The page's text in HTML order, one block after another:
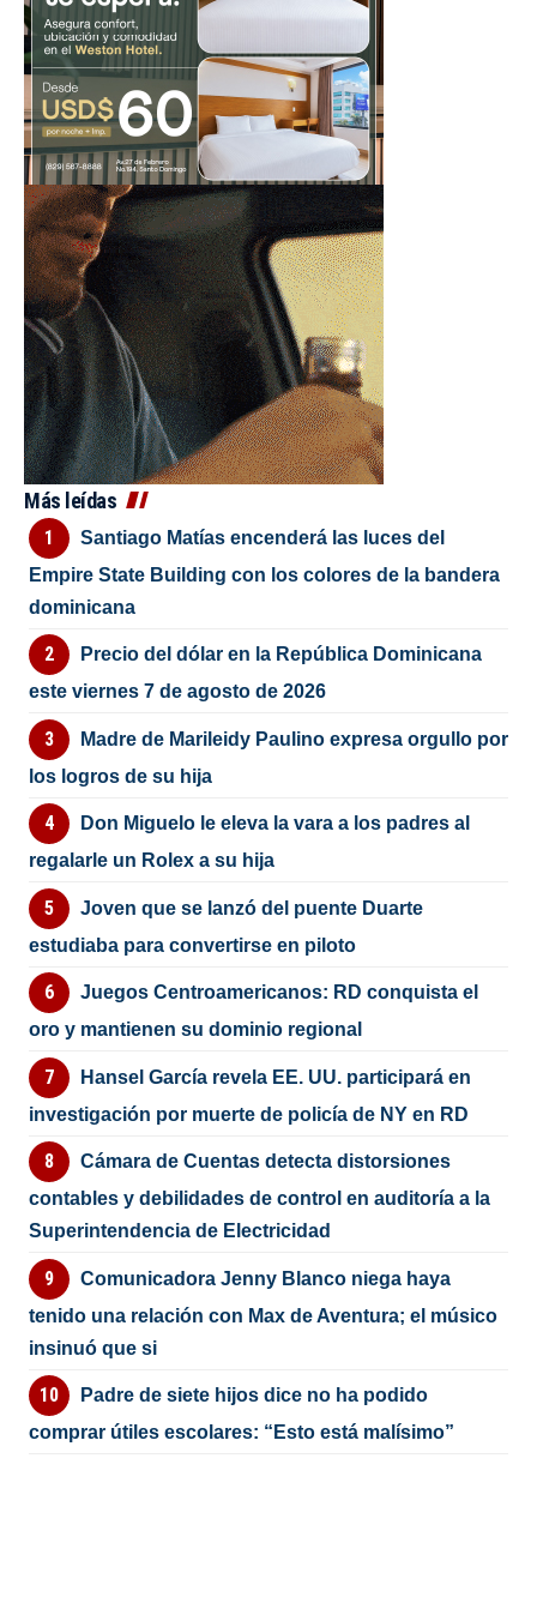
Más leídas
Santiago Matías encenderá las luces del
Empire State Building con los colores de la bandera
dominicana
Precio del dólar en la República Dominicana
este viernes 7 de agosto de 2026
Madre de Marileidy Paulino expresa orgullo por
los logros de su hija
Don Miguelo le eleva la vara a los padres al
regalarle un Rolex a su hija
Joven que se lanzó del puente Duarte
estudiaba para convertirse en piloto
Juegos Centroamericanos: RD conquista el
oro y mantienen su dominio regional
Hansel García revela EE. UU. participará en
investigación por muerte de policía de NY en RD
Cámara de Cuentas detecta distorsiones
contables y debilidades de control en auditoría a la
Superintendencia de Electricidad
Comunicadora Jenny Blanco niega haya
tenido una relación con Max de Aventura; el músico
insinuó que si
Padre de siete hijos dice no ha podido
comprar útiles escolares: “Esto está malísimo”